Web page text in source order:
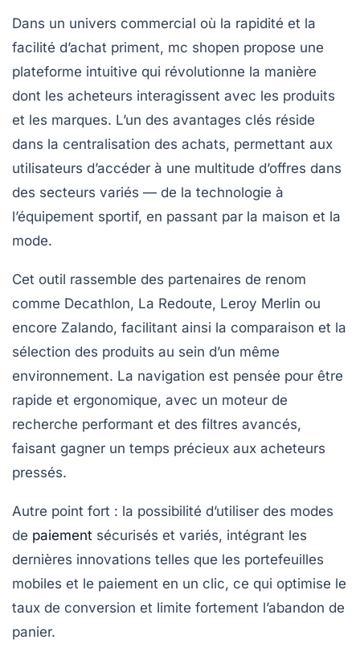
Dans un univers commercial où la rapidité et la
facilité d’achat priment, mc shopen propose une
plateforme intuitive qui révolutionne la manière
dont les acheteurs interagissent avec les produits
et les marques. L’un des avantages clés réside
dans la centralisation des achats, permettant aux
utilisateurs d’accéder à une multitude d’offres dans
des secteurs variés — de la technologie à
l’équipement sportif, en passant par la maison et la
mode.
Cet outil rassemble des partenaires de renom
comme Decathlon, La Redoute, Leroy Merlin ou
encore Zalando, facilitant ainsi la comparaison et la
sélection des produits au sein d’un même
environnement. La navigation est pensée pour être
rapide et ergonomique, avec un moteur de
recherche performant et des filtres avancés,
faisant gagner un temps précieux aux acheteurs
pressés.
Autre point fort : la possibilité d’utiliser des modes
de paiement sécurisés et variés, intégrant les
dernières innovations telles que les portefeuilles
mobiles et le paiement en un clic, ce qui optimise le
taux de conversion et limite fortement l’abandon de
panier.